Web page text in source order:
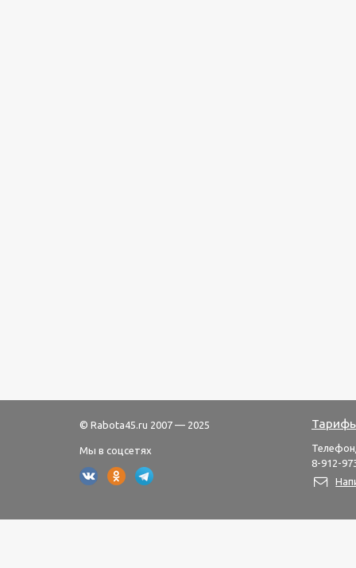
© Rabota45.ru 2007 — 2025
Мы в соцсетях
8-912-